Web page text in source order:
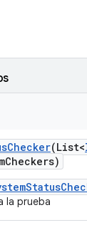
Checker(List<
Checkers)
la prueba